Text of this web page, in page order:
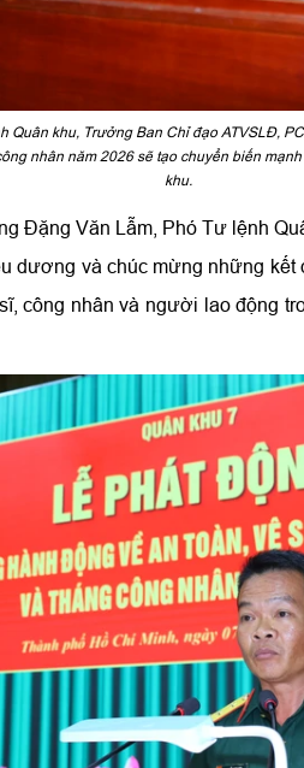
Quân khu, Trưởng Ban Chỉ đạo ATVSLĐ,
nhân năm 2026 sẽ tạo chuyển biến
khu.
Đặng Văn Lẫm, Phó Tư lệnh
dương và chúc mừng những kết
công nhân và người lao động